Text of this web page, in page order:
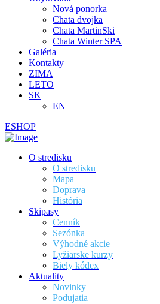
Nová ponorka
Chata dvojka
Chata MartinSki
Chata Winter SPA
Galéria
Kontakty
ZIMA
LETO
SK
EN
ESHOP
O stredisku
O stredisku
Mapa
Doprava
História
Skipasy
Cenník
Sezónka
Výhodné akcie
Lyžiarske kurzy
Biely kódex
Aktuality
Novinky
Podujatia